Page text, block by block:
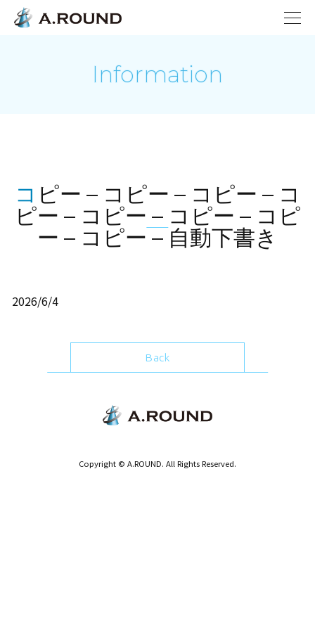
Information
コピー – コピー – コピー – コ
ピー – コピー – コピー – コピ
ー – コピー – 自動下書き
2026/6/4
Back
Copyright © A.ROUND. All Rights Reserved.